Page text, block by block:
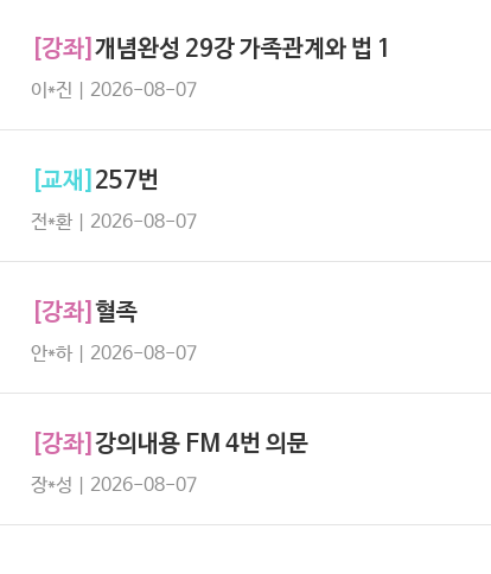
[강좌] 개념완성 29강 가족관계와 법 1
이*진 | 2026-08-07
[교재] 257번
전*환 | 2026-08-07
[강좌] 혈족
안*하 | 2026-08-07
[강좌] 강의내용 FM 4번 의문
장*성 | 2026-08-07